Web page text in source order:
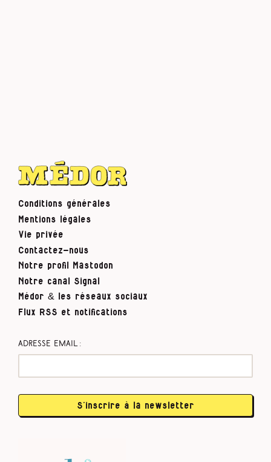
Conditions générales
Mentions légales
Vie privée
Contactez-nous
Notre profil Mastodon
Notre canal Signal
Médor & les réseaux sociaux
Flux RSS et notifications
Adresse email :
S’inscrire à la newsletter